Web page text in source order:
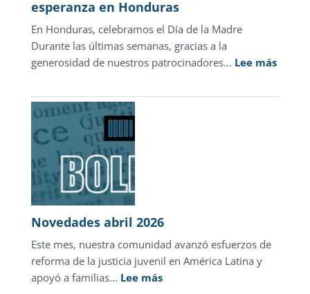
representa
sólo
1.3%
de
carpetas
de
investigación
esperanza en Honduras
En Honduras, celebramos el Día de la Madre
Durante las últimas semanas, gracias a la
generosidad de nuestros patrocinadores... Lee más:
Día
Novedades abril 2026
Este mes, nuestra comunidad avanzó esfuerzos de
reforma de la justicia juvenil en América Latina y
apoyó a familias... Lee más: